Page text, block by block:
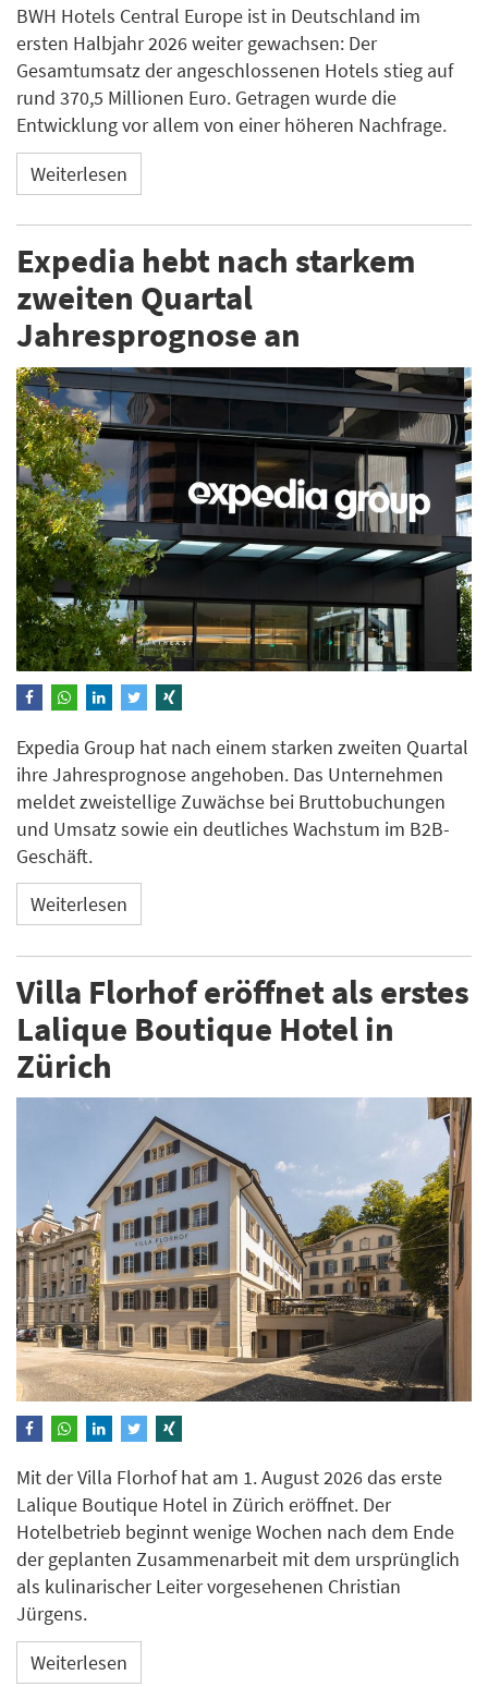
BWH Hotels Central Europe ist in Deutschland im
ersten Halbjahr 2026 weiter gewachsen: Der
Gesamtumsatz der angeschlossenen Hotels stieg auf
rund 370,5 Millionen Euro. Getragen wurde die
Entwicklung vor allem von einer höheren Nachfrage.
Weiterlesen
Expedia hebt nach starkem
zweiten Quartal
Jahresprognose an
Expedia Group hat nach einem starken zweiten Quartal
ihre Jahresprognose angehoben. Das Unternehmen
meldet zweistellige Zuwächse bei Bruttobuchungen
und Umsatz sowie ein deutliches Wachstum im B2B-
Geschäft.
Weiterlesen
Villa Florhof eröffnet als erstes
Lalique Boutique Hotel in
Zürich
Mit der Villa Florhof hat am 1. August 2026 das erste
Lalique Boutique Hotel in Zürich eröffnet. Der
Hotelbetrieb beginnt wenige Wochen nach dem Ende
der geplanten Zusammenarbeit mit dem ursprünglich
als kulinarischer Leiter vorgesehenen Christian
Jürgens.
Weiterlesen